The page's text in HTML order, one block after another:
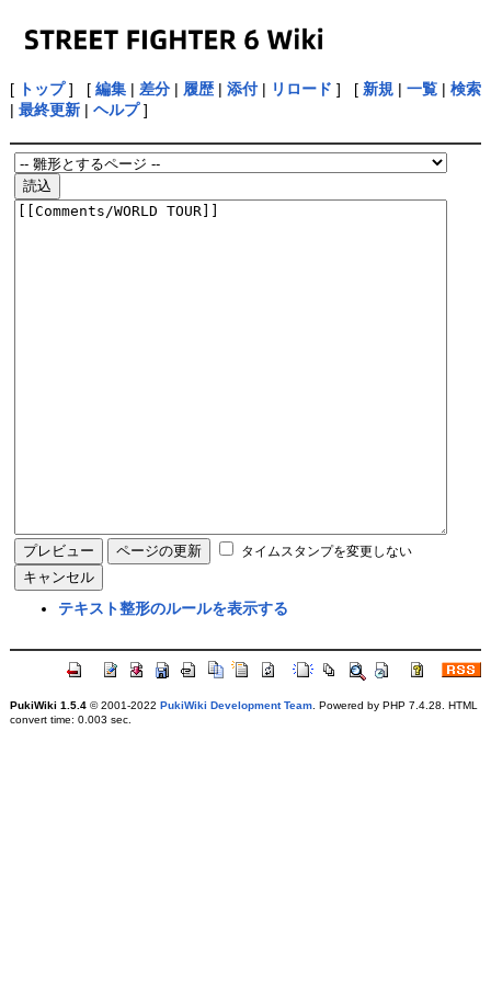
[ トップ] [ 編集| 差分| 履歴| 添付| リロード ] [ 新規| 一覧| 検索
| 最終更新| ヘルプ]
タイムスタンプを変更しない
テキスト整形のルールを表示する
PukiWiki 1.5.4© 2001-2022 PukiWiki Development Team. Powered by PHP 7.4.28. HTML
convert time: 0.003 sec.